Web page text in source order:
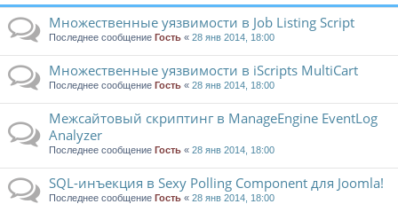
Множественные уязвимости в Job Listing Script
Последнее сообщение Гость « 28 янв 2014, 18:00
Множественные уязвимости в iScripts MultiCart
Последнее сообщение Гость « 28 янв 2014, 18:00
Межсайтовый скриптинг в ManageEngine EventLog
Analyzer
Последнее сообщение Гость « 28 янв 2014, 18:00
SQL-инъекция в Sexy Polling Component для Joomla!
Последнее сообщение Гость « 28 янв 2014, 18:00